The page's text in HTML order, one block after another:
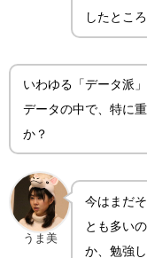
したとこ
いわゆる「データ派
データの中で、特に
か？
うま美
今はまだ
とも多い
か、勉強